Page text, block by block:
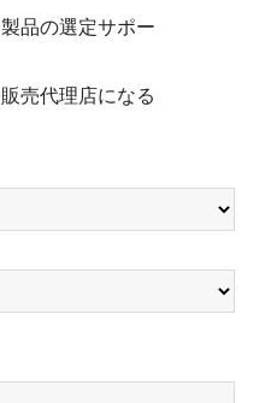
製品の選定サポー
販売代理店になる